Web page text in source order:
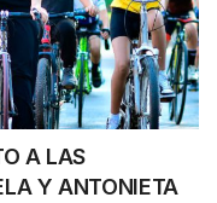
A LAS
Y ANTONIETA